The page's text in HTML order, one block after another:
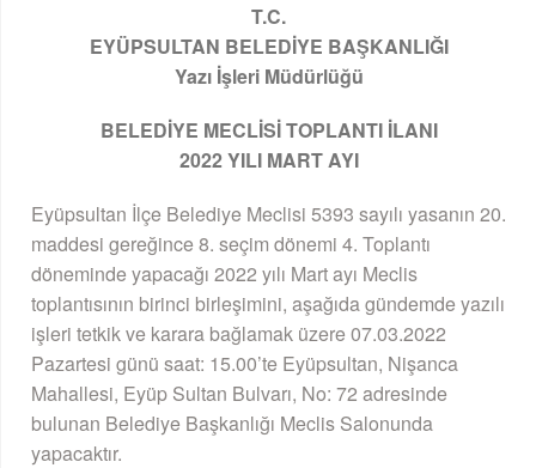
T.C.
EYÜPSULTAN BELEDİYE BAŞKANLIĞI
Yazı İşleri Müdürlüğü
BELEDİYE MECLİSİ TOPLANTI İLANI
2022 YILI MART AYI
Eyüpsultan İlçe Belediye Meclisi 5393 sayılı yasanın 20.
maddesi gereğince 8. seçim dönemi 4. Toplantı
döneminde yapacağı 2022 yılı Mart ayı Meclis
toplantısının birinci birleşimini, aşağıda gündemde yazılı
işleri tetkik ve karara bağlamak üzere 07.03.2022
Pazartesi günü saat: 15.00’te Eyüpsultan, Nişanca
Mahallesi, Eyüp Sultan Bulvarı, No: 72 adresinde
bulunan Belediye Başkanlığı Meclis Salonunda
yapacaktır.